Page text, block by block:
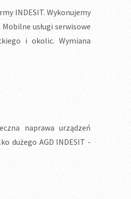
INDESIT. Wykonujemy
usługi serwisowe
i okolic. Wymiana
naprawa urządzeń
dużego AGD INDESIT -